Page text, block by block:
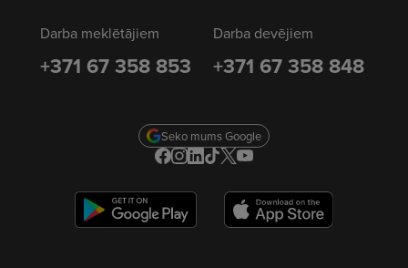
Darba meklētājiem
+371 67 358 853
Darba devējiem
+371 67 358 848
Seko mums Google